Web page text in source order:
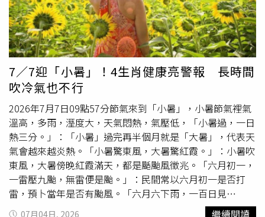
湯，可消暑、除煩惱。夏天一般以清淡的滋補食品為主，另
外，瘦豬肉、鮮瓜果、芡實等食品都是夏天用以清補的食療
聖品。5.宜吃薑：俗語：冬吃蘿蔔夏吃薑，不勞醫生開藥
方。6.忌油膩食物：吃了大量的油膩食物會加重胃腸的負
擔，使大量血液滯留於胃腸道，輸送到大腦的血液相對減
少，人體就會感到疲憊加重，更容易引起消化不良。7.忌喝
冷飲：很多人喜歡以喝冷飲、吃冰品等方式消暑降溫，這太
寒涼，非但不能降火，對身體反而會造成傷害，消暑切勿吃
太寒涼，當心物極必反。8.忌大量飲水：應該採取少量、多
次飲水的方法，每次以不超過300毫升為宜，切忌狂飲不
止。因為，大量飲水不但會沖淡胃液，進而影響消化功能，
還會引起反射排汗亢進，結果會造成體內的水分和鹽分大量
流失，嚴重者會發生熱痙攣。9.忌空腹飲茶：忌空腹飲茶，
尤其是腸胃狀況不是很好的人。二、衣的開運大法：忌曝
曬：大暑室外溫度高，若長時間曝曬，會造成人體脫水、中
忍不住大讚製作單位相當用心特別花錢請二胡老師，接著何
妤玟彷彿走進國樂世界，康康也順勢介紹樂隊團隊，從二
胡、中國笛到古箏，每一位老師都有深厚實力，沒想到介紹
到鼓手時，康康突然話鋒一轉，指著隔板後方一本正經地
說：「那邊是台南擔仔麵。」突如其來的無厘頭笑點，讓何
妤玟先是一愣，隨即反應過來，再度被康康點開笑穴。令何
妤玟難忘的還有李子森，錄影時她提到自己這次才發現李子
森不只歌唱實力出色，外型帥氣，竟然還會演奏多種樂器，
驚喜之餘更向製作單位敲碗，希望未來能安排李子森有更多
樂器演奏的表演。當何妤玟聽完許志豪、李子森合唱〈北
風〉後，被李子森高亢有力的高音圈粉，直呼歌聲宛如北風
般強烈，一旁同樣參與演唱的許志豪卻瞬間被「冷落」。眼
看許志豪表情越來越無奈，何妤玟才趕緊補上一句，讚美他
的歌聲頗有周華健、費玉清般的溫暖韻味，這一切看在康康
眼裡立刻做出註解：「李子森一開口，許志豪馬上就變陳為
7／7迎「小暑」！4生肖健康亮警報 長時間
吹冷氣也不行
2026年7月7日09點57分節氣來到「小暑」，小暑節氣裡氣
溫高，多雨，溼度大，天氣悶熱，氣壓低，「小暑過，一日
熱三分。」：「小暑」過完再半個月就是「大暑」，代表天
氣會越來越炎熱。「小暑驚東風，大暑驚紅霞。」：小暑吹
東風，大暑傍晚紅霞滿天，都是颳颱風徵兆。「六月初一，
一雷壓九颱，無雷便是颱。」：民間常以六月初一是否打
雷，預卜當年是否有颱風。「六月六下雨，一百日見
霜。」：六月六日下雨，占當年秋冬會很冷。 2026年「小
07月04日, 2026